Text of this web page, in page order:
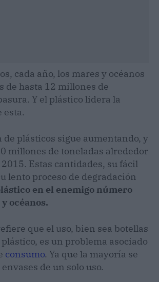
cada año, los mares y océanos
de hasta 12 millones de
Y el plástico lidera la
esta.
de plásticos sigue aumentando, y
millones de toneladas alrededor
Estas cantidades, su fácil
lento proceso de degradación
en el enemigo número
océanos.
que el uso, bien sea botellas
es un problema asociado
consumo. Ya que la mayoría se
de un solo uso.